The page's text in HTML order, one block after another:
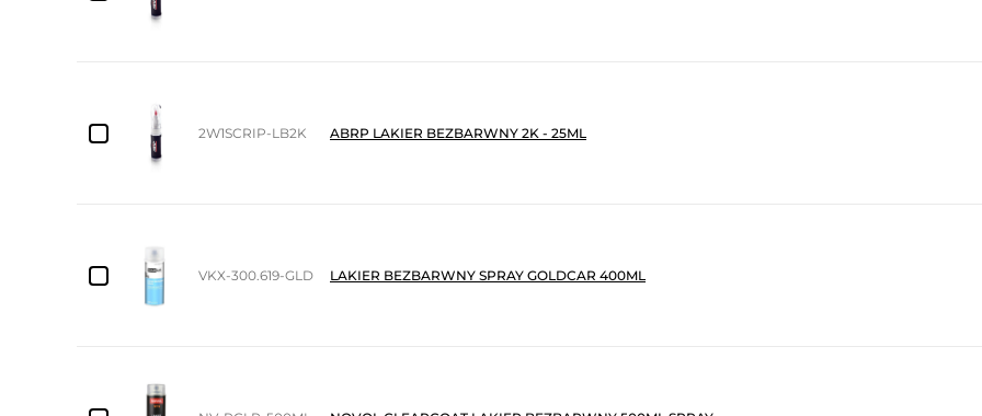
2W1SCRIP-LB2K ABRP LAKIER BEZBARWNY 2K - 25ML
VKX-300.619-GLD LAKIER BEZBARWNY SPRAY GOLDCAR 400ML